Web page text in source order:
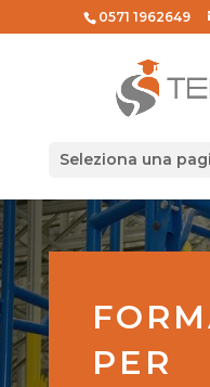
0571 1962649
Seleziona una
PER